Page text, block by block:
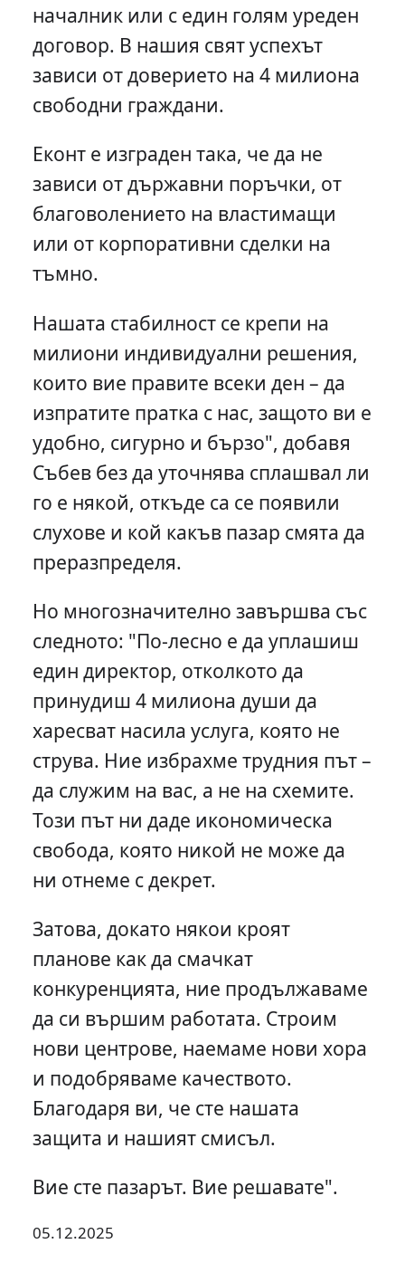
началник или с един голям уреден
договор. В нашия свят успехът
зависи от доверието на 4 милиона
свободни граждани.
Еконт е изграден така, че да не
зависи от държавни поръчки, от
благоволението на властимащи
или от корпоративни сделки на
тъмно.
Нашата стабилност се крепи на
милиони индивидуални решения,
които вие правите всеки ден – да
изпратите пратка с нас, защото ви е
удобно, сигурно и бързо", добавя
Събев без да уточнява сплашвал ли
го е някой, откъде са се появили
слухове и кой какъв пазар смята да
преразпределя.
Но многозначително завършва със
следното: "По-лесно е да уплашиш
един директор, отколкото да
принудиш 4 милиона души да
харесват насила услуга, която не
струва. Ние избрахме трудния път –
да служим на вас, а не на схемите.
Този път ни даде икономическа
свобода, която никой не може да
ни отнеме с декрет.
Затова, докато някои кроят
планове как да смачкат
конкуренцията, ние продължаваме
да си вършим работата. Строим
нови центрове, наемаме нови хора
и подобряваме качеството.
Благодаря ви, че сте нашата
защита и нашият смисъл.
Вие сте пазарът. Вие решавате".
05.12.2025